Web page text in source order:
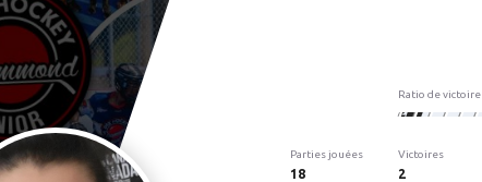
Ratio de victoire
2
Parties jouées
18
Victoires
2